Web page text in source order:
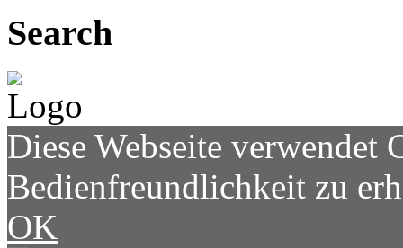
Search
Diese Webseite verwendet
Bedienfreundlichkeit zu
OK